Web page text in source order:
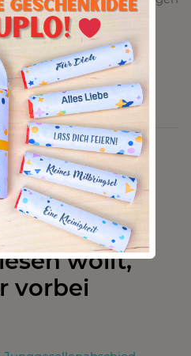
Effekt auf dem Tisch.
mApIZzsYqUM
mehr zu
wollt,
vorbei